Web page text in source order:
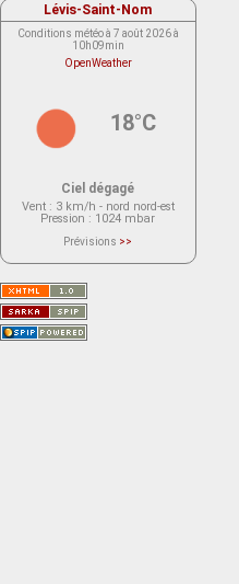
Lévis-Saint-Nom
Conditions météo à 7 août 2026 à
10h09min
OpenWeather
18°C
Ciel dégagé
Vent : 3 km/h - nord nord-est
Pression : 1024 mbar
Prévisions >>
actuellement aucune prévision
Saint-Nom.
Veuillez consulter le message du
service ci-dessous.
(401 - Invalid API key. Please see
https://openweathermap.org/faq#error401